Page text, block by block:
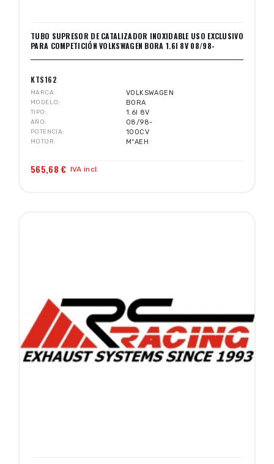
TUBO SUPRESOR DE CATALIZADOR INOXIDABLE USO EXCLUSIVO
PARA COMPETICIÓN VOLKSWAGEN BORA 1.6I 8V 08/98-
KTS162
MARCA VOLKSWAGEN
MODELO BORA
TIPO 1.6I 8V
AÑO 08/98-
POTENCIA 100CV
MOTOR MºAEH
565,68 € IVA incl.